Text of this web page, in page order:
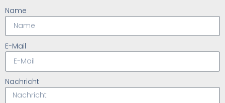
Name
E-Mail
Nachricht